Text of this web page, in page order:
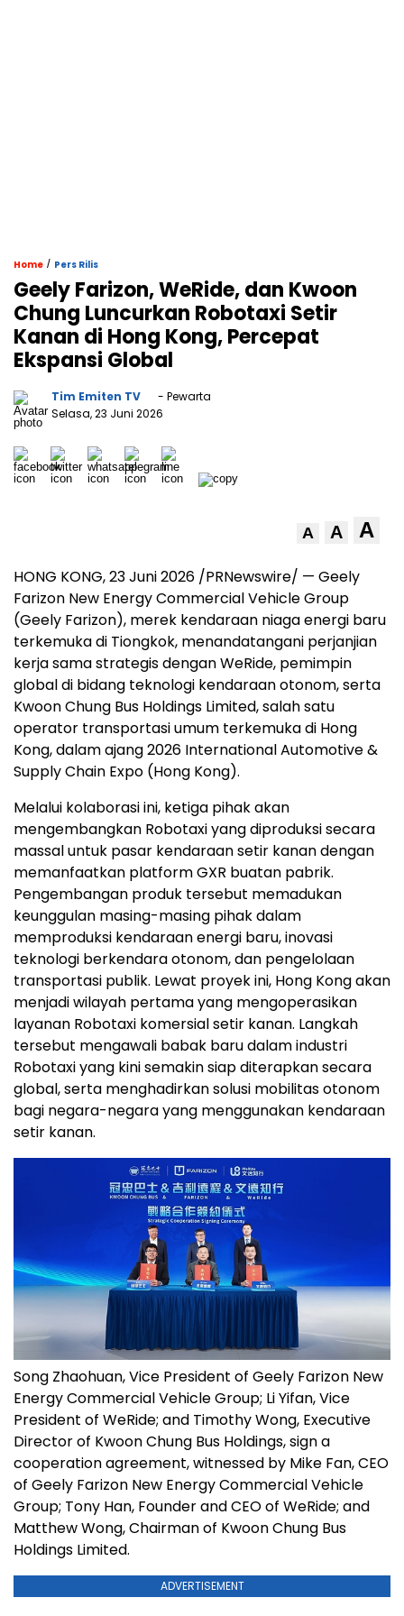
Home / Pers Rilis
Geely Farizon, WeRide, dan Kwoon
Chung Luncurkan Robotaxi Setir
Kanan di Hong Kong, Percepat
Ekspansi Global
Tim Emiten TV
- Pewarta
Selasa, 23 Juni 2026
A A A
HONG KONG,23 Juni 2026 /PRNewswire/ — Geely
Farizon New Energy Commercial Vehicle Group
(Geely Farizon), merek kendaraan niaga energi baru
terkemuka di Tiongkok, menandatangani perjanjian
kerja sama strategis dengan WeRide, pemimpin
global di bidang teknologi kendaraan otonom, serta
Kwoon Chung Bus Holdings Limited, salah satu
operator transportasi umum terkemuka di Hong
Kong, dalam ajang 2026 International Automotive &
Supply Chain Expo (Hong Kong).
Melalui kolaborasi ini, ketiga pihak akan
mengembangkan Robotaxi yang diproduksi secara
massal untuk pasar kendaraan setir kanan dengan
memanfaatkan platform GXR buatan pabrik.
Pengembangan produk tersebut memadukan
keunggulan masing-masing pihak dalam
memproduksi kendaraan energi baru, inovasi
teknologi berkendara otonom, dan pengelolaan
transportasi publik. Lewat proyek ini, Hong Kong akan
menjadi wilayah pertama yang mengoperasikan
layanan Robotaxi komersial setir kanan. Langkah
tersebut mengawali babak baru dalam industri
Robotaxi yang kini semakin siap diterapkan secara
global, serta menghadirkan solusi mobilitas otonom
bagi negara-negara yang menggunakan kendaraan
setir kanan.
Song Zhaohuan, Vice President of Geely Farizon New
Energy Commercial Vehicle Group; Li Yifan, Vice
President of WeRide; and Timothy Wong, Executive
Director of Kwoon Chung Bus Holdings, sign a
cooperation agreement, witnessed by Mike Fan, CEO
of Geely Farizon New Energy Commercial Vehicle
Group; Tony Han, Founder and CEO of WeRide; and
Matthew Wong, Chairman of Kwoon Chung Bus
Holdings Limited.
ADVERTISEMENT